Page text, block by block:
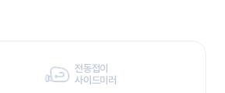
전동접이
사이드미러